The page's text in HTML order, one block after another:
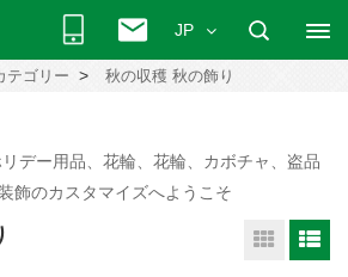
JP
テゴリー > 秋の収穫 秋の飾り
デー用品、花輪、花輪、カボチャ、盗品
飾のカスタマイズへようこそ